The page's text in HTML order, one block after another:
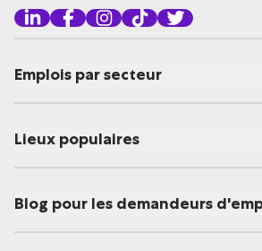
Emplois par secteur
Lieux populaires
Blog pour les demandeurs